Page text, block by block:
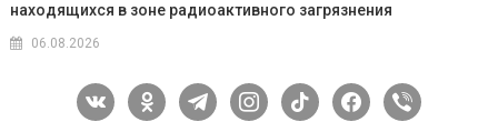
находящихся в зоне радиоактивного загрязнения
06.08.2026
vkontakteodnoklassniki
telegraminstagram
tiktok facebook
viber